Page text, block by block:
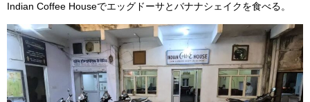
Indian Coffee Houseでエッグドーサとバナナシェイクを食べる。